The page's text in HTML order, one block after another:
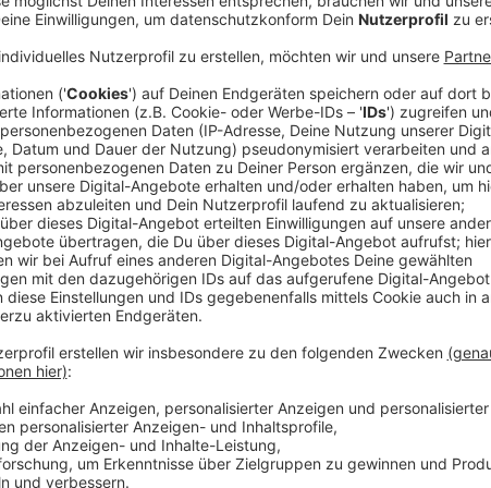
Laura Potting kommt in ihrem Gespräch mit Lukas
Song "Wave" zu sprechen, der an den Hit "Self
diesen Song wahrscheinlich in der Version von
italienischen Sänger Raf. FAST BOY sagen, dass
bedienen, also bestehende Songs neu
besonders und bemerkten, dass sie noch niemand
Anzeige
Laura Potting
FAST BOY über ihre Single und Streit unter
Anzeige